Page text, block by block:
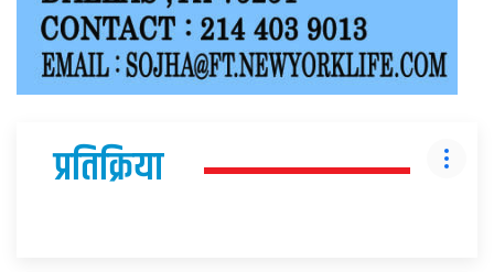
प्रतिक्रिया